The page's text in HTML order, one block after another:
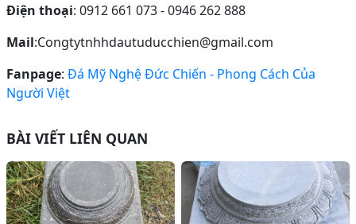
Điện thoại: 0912 661 073 - 0946 262 888
Mail:Congtytnhhdautuducchien@gmail.com
Fanpage: Đá Mỹ Nghệ Đức Chiến - Phong Cách Của
Người Việt
BÀI VIẾT LIÊN QUAN